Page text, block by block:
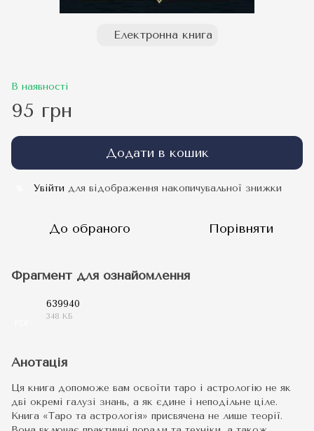
Електронна книга
В наявності
95 грн
Додати в кошик
Увійти для відображення накопичувальної знижки
До обраного Порівняти
Фрагмент для ознайомлення
639940
348 КБ
Анотація
Ця книга допоможе вам освоїти таро і астрологію не як
дві окремі галузі знань, а як єдине і неподільне ціле.
Книга «Таро та астрологія» присвячена не лише теорії.